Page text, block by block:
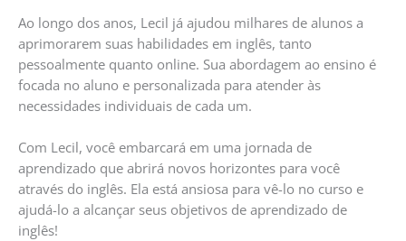
Ao longo dos anos, Lecil já ajudou milhares de alunos a
aprimorarem suas habilidades em inglês, tanto
pessoalmente quanto online. Sua abordagem ao ensino é
focada no aluno e personalizada para atender às
necessidades individuais de cada um.
Com Lecil, você embarcará em uma jornada de
aprendizado que abrirá novos horizontes para você
através do inglês. Ela está ansiosa para vê-lo no curso e
ajudá-lo a alcançar seus objetivos de aprendizado de
inglês!